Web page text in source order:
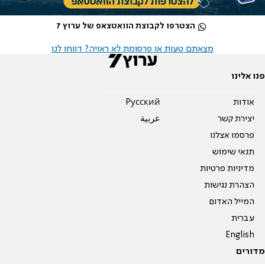
הצטרפו לקבוצת הוואטצאפ של ערוץ 7
מצאתם טעות או פרסומת לא ראויה? דווחו לנו
פנו אלינו
אודות
יצירת קשר
פרסמו אצלנו
תנאי שימוש
מדיניות פרטיות
הצהרת נגישות
המייל האדום
עברית
English
Pусский
عربية
מדורים